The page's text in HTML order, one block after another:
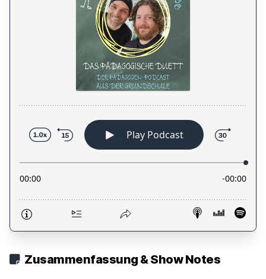
Zusammenfassung & Show Notes